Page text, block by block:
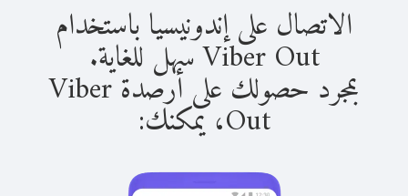
الاتصال على إندونيسيا باستخدام
Viber Out سهل للغاية.
بمجرد حصولك على أرصدة Viber
Out، يمكنك: